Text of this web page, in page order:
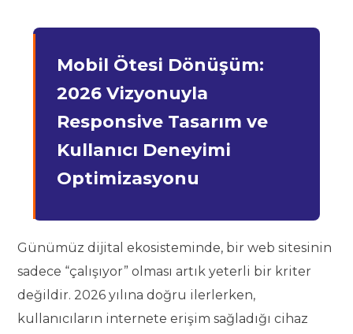
Mobil Ötesi Dönüşüm:
2026 Vizyonuyla
Responsive Tasarım ve
Kullanıcı Deneyimi
Optimizasyonu
Günümüz dijital ekosisteminde, bir web sitesinin
sadece “çalışıyor” olması artık yeterli bir kriter
değildir. 2026 yılına doğru ilerlerken,
kullanıcıların internete erişim sağladığı cihaz